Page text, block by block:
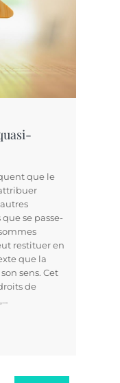
que le
se passe-
restituer en
que la
sens. Cet
de